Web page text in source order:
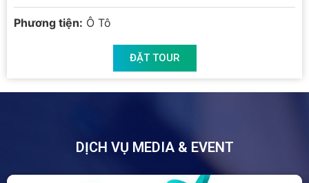
Phương tiện: Ô Tô
ĐẶT TOUR
DỊCH VỤ MEDIA & EVENT